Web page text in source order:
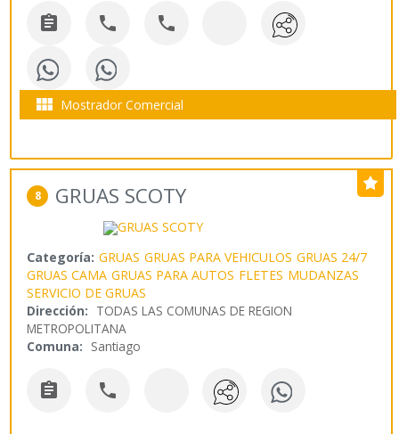
  
 Mostrador Comercial
8 GRUAS SCOTY
Categoría: GRUAS GRUAS PARA VEHICULOS GRUAS 24/7
GRUAS CAMA GRUAS PARA AUTOS FLETES MUDANZAS
SERVICIO DE GRUAS
Dirección: TODAS LAS COMUNAS DE REGION
METROPOLITANA
Comuna: Santiago
 